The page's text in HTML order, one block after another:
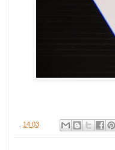
. 14:03